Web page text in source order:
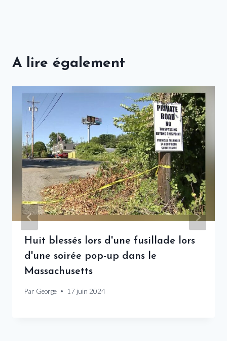
A lire également
Huit blessés lors d'une fusillade lors
d'une soirée pop-up dans le
Massachusetts
Par George 17 juin 2024